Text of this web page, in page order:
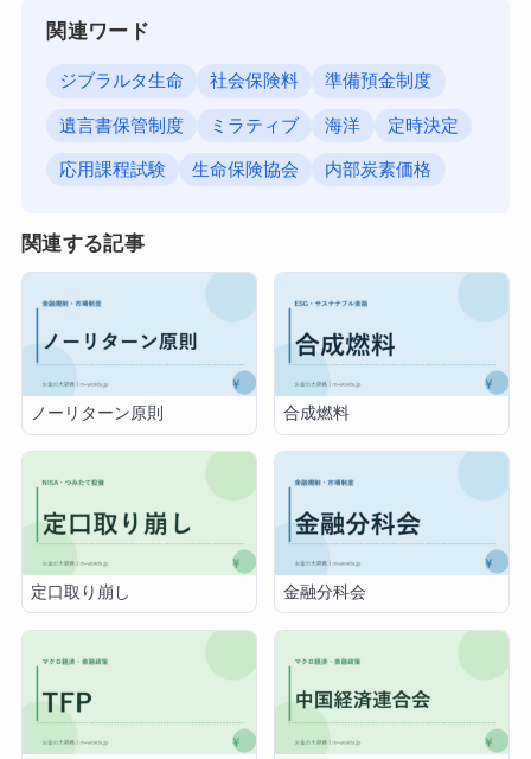
関連ワード
ジブラルタ生命 社会保険料 準備預金制度
遺言書保管制度 ミラティブ 海洋 定時決定
応用課程試験 生命保険協会 内部炭素価格
関連する記事
ノーリターン原則 合成燃料
定口取り崩し 金融分科会